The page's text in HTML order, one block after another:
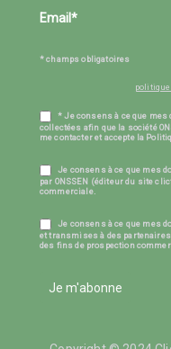
* champs obligatoires
* Je consens à ce que
collectées afin que la société
me contacter et accepte la
Je consens à ce que mes
par ONSSEN (éditeur du site
commerciale.
Je consens à ce que mes
et transmises à des
des fins de prospection
Je m'abonne